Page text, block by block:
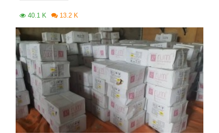
40.1 K 13.2 K